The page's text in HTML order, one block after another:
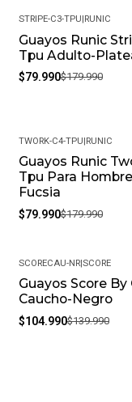
-56%
STRIPE-C3-TPU|RUNIC
Guayos Runic
Tpu Adulto-
$79.990$179.990
-56%
TWORK-C4-TPU|RUNIC
Guayos Runic
Tpu Para
Fucsia
$79.990$179.990
-25%
SCORECAU-NR|SCORE
Guayos Score By
Caucho-Negro
$104.990$139.990